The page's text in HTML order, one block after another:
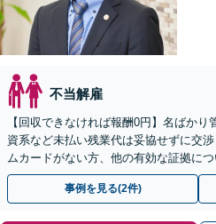
不当解雇
【回収できなければ報酬0円】名ばか
資系など未払い残業代は妥協せずに交
ムカードがない方、他の有効な証拠に
断られた方もご相談ください。あなた
事例を見る(2件)